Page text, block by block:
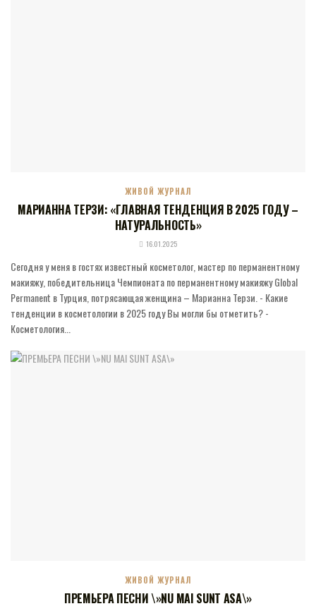
ЖИВОЙ ЖУРНАЛ
МАРИАННА ТЕРЗИ: «ГЛАВНАЯ ТЕНДЕНЦИЯ В 2025 ГОДУ –
НАТУРАЛЬНОСТЬ»
16.01.2025
Cегодня у меня в гостях известный косметолог, мастер по перманентному
макияжу, победительница Чемпионата по перманентному макияжу Global
Permanent в Турция, потрясающая женщина – Марианна Терзи. - Какие
тенденции в косметологии в 2025 году Вы могли бы отметить? -
Косметология...
ЖИВОЙ ЖУРНАЛ
ПРЕМЬЕРА ПЕСНИ \»NU MAI SUNT ASA\»